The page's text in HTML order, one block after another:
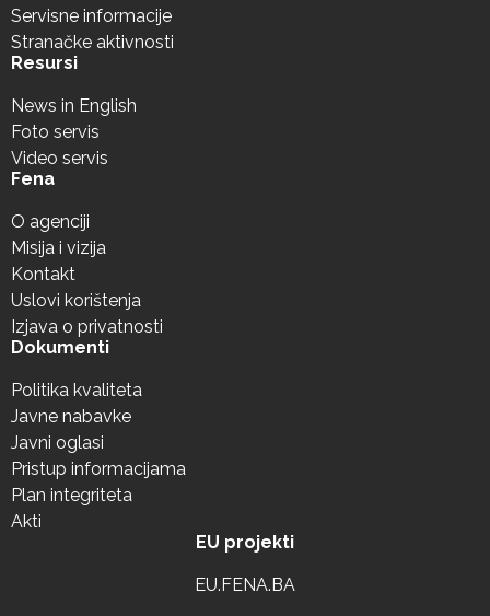
Servisne informacije
Stranačke aktivnosti
Resursi
News in English
Foto servis
Video servis
Fena
O agenciji
Misija i vizija
Kontakt
Uslovi korištenja
Izjava o privatnosti
Dokumenti
Politika kvaliteta
Javne nabavke
Javni oglasi
Pristup informacijama
Plan integriteta
Akti
EU projekti
EU.FENA.BA